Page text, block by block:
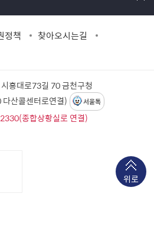
정책
찾아오시는길
위로
흥대로73길 70금천구청
산콜센터로연결)
서울톡
종합상황실로 연결)